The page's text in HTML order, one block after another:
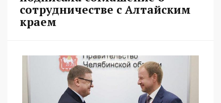
сотрудничестве с Алтайским
краем